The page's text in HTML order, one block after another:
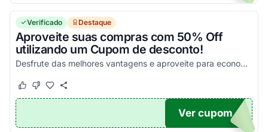
Verificado Destaque
Aproveite suas compras com 50% Off
utilizando um Cupom de desconto!
Desfrute das melhores vantagens e aproveite para economizar de uma forma simples!
Este cupom funcionou
Este cupom não funcionou
P4
Ver cupom